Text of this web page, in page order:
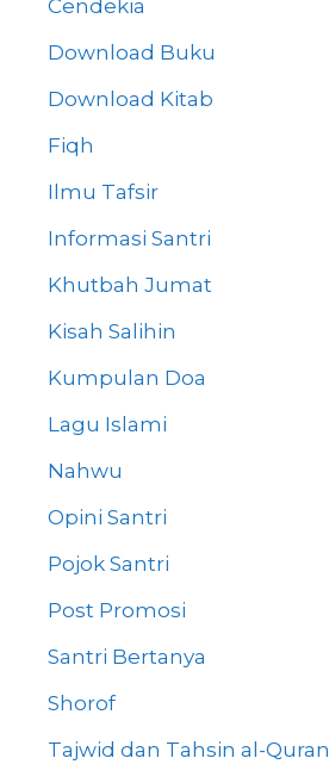
Cendekia
Download Buku
Download Kitab
Fiqh
Ilmu Tafsir
Informasi Santri
Khutbah Jumat
Kisah Salihin
Kumpulan Doa
Lagu Islami
Nahwu
Opini Santri
Pojok Santri
Post Promosi
Santri Bertanya
Shorof
Tajwid dan Tahsin al-Quran